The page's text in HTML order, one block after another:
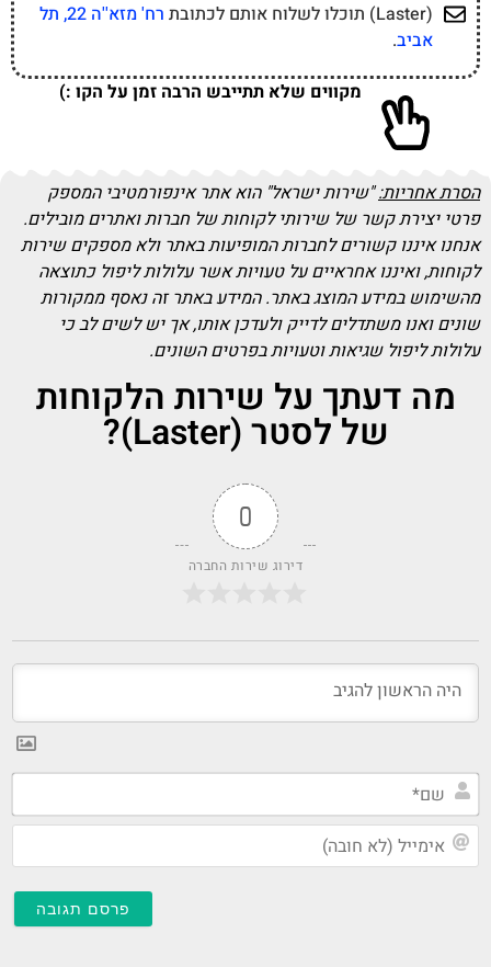
(Laster) תוכלו לשלוח אותם לכתובת
רח' מזא''ה 22, תל
אביב.
מקווים שלא תתייבש הרבה זמן על הקו :)
הסרת אחריות:"שירות ישראל" הוא אתר אינפורמטיבי המספק
פרטי יצירת קשר של שירותי לקוחות של חברות ואתרים מובילים.
אנחנו איננו קשורים לחברות המופיעות באתר ולא מספקים שירות
לקוחות, ואיננו אחראיים על טעויות אשר עלולות ליפול כתוצאה
מהשימוש במידע המוצג באתר. המידע באתר זה נאסף ממקורות
שונים ואנו משתדלים לדייק ולעדכן אותו, אך יש לשים לב כי
עלולות ליפול שגיאות וטעויות בפרטים השונים.
מה דעתך על שירות הלקוחות
של לסטר (Laster)?
0
דירוג שירות החברה